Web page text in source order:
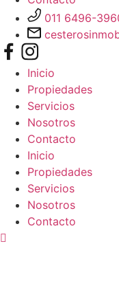
011 6496-
Inicio
Propiedades
Servicios
Nosotros
Contacto
Inicio
Propiedades
Servicios
Nosotros
Contacto